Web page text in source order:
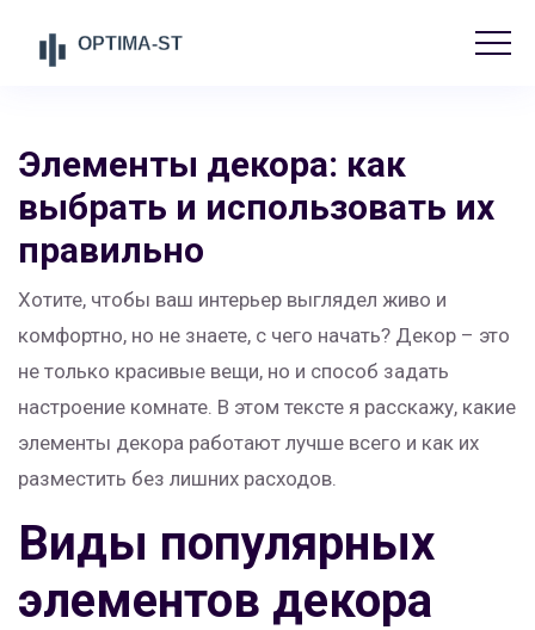
Элементы декора: как
выбрать и использовать их
правильно
Хотите, чтобы ваш интерьер выглядел живо и
комфортно, но не знаете, с чего начать? Декор – это
не только красивые вещи, но и способ задать
настроение комнате. В этом тексте я расскажу, какие
элементы декора работают лучше всего и как их
разместить без лишних расходов.
Виды популярных
элементов декора